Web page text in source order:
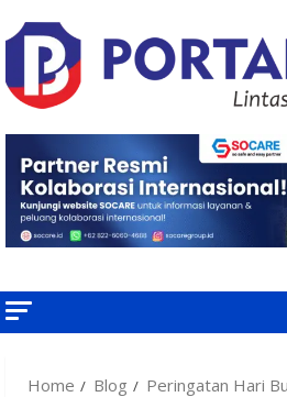
to
content
Home Blog Peringatan Hari